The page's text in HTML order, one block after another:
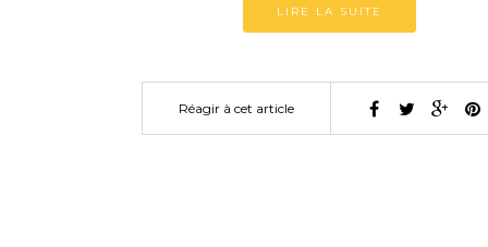
LIRE LA SUITE
Réagir à cet article